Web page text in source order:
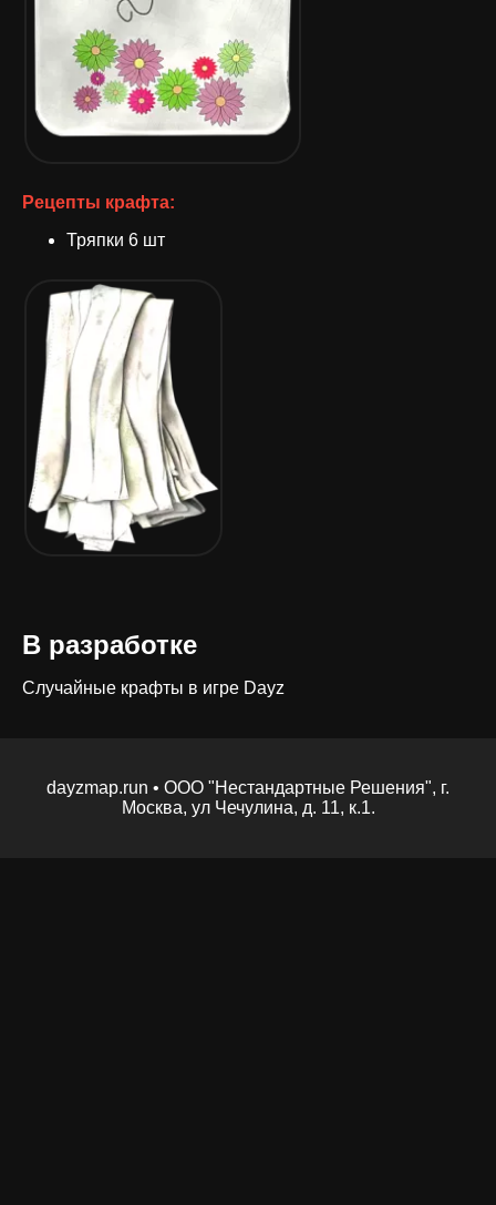
Рецепты крафта:
Тряпки 6 шт
В разработке
Случайные крафты в игре Dayz
dayzmap.run • ООО "Нестандартные Решения", г.
Москва, ул Чечулина, д. 11, к.1.